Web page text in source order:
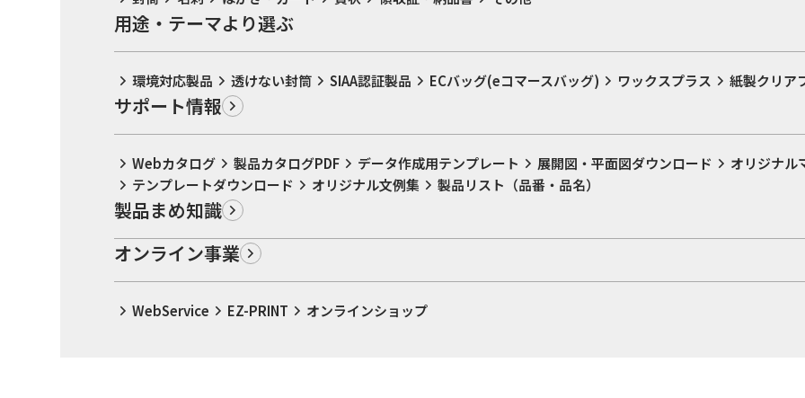
用途・テーマより選ぶ
環境対応製品 透けない封筒 SIAA認証製品 ECバッグ(eコマースバッグ) ワックスプラス 紙製クリア
サポート情報
Webカタログ 製品カタログPDF データ作成用テンプレート 展開図・平面図ダウンロード
オリジナル
テンプレートダウンロード
オリジナル文例集 製品リスト（品番・品名）
製品まめ知識
オンライン事業
WebService EZ-PRINT オンラインショップ